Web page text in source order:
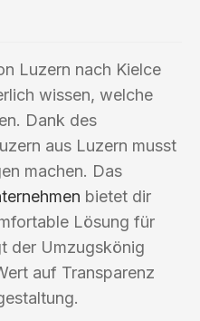
Luzern nach Kielce
wissen, welche
Dank des
aus Luzern musst
machen. Das
bietet dir
Lösung für
der Umzugskönig
auf Transparenz